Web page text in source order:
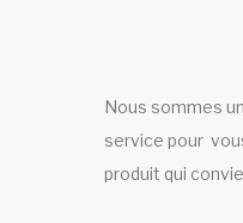
Nous sommes
service pour
produit qui